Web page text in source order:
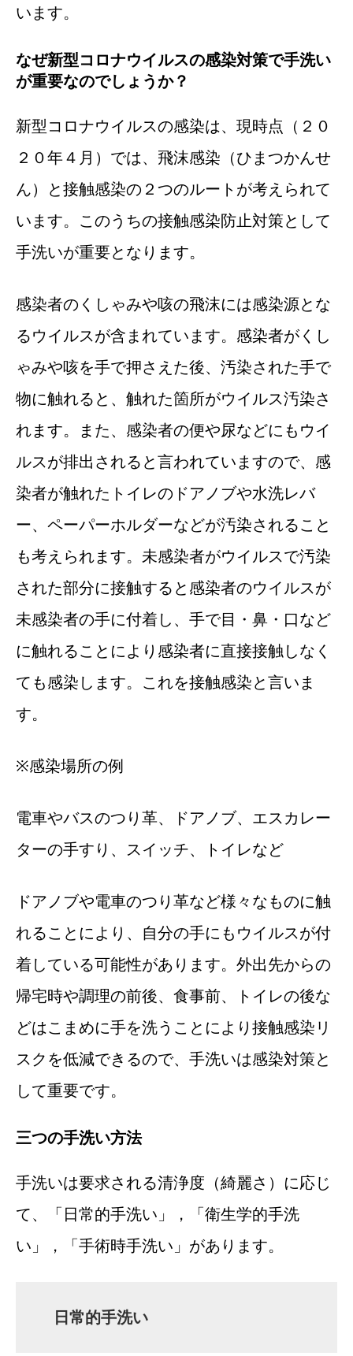
います。
なぜ新型コロナウイルスの感染対策で手洗い
が重要なのでしょうか？
新型コロナウイルスの感染は、現時点（２０
２０年４月）では、飛沫感染（ひまつかんせ
ん）と接触感染の２つのルートが考えられて
います。このうちの接触感染防止対策として
手洗いが重要となります。
感染者のくしゃみや咳の飛沫には感染源とな
るウイルスが含まれています。感染者がくし
ゃみや咳を手で押さえた後、汚染された手で
物に触れると、触れた箇所がウイルス汚染さ
れます。また、感染者の便や尿などにもウイ
ルスが排出されると言われていますので、感
染者が触れたトイレのドアノブや水洗レバ
ー、ペーパーホルダーなどが汚染されること
も考えられます。未感染者がウイルスで汚染
された部分に接触すると感染者のウイルスが
未感染者の手に付着し、手で目・鼻・口など
に触れることにより感染者に直接接触しなく
ても感染します。これを接触感染と言いま
す。
※感染場所の例
電車やバスのつり革、ドアノブ、エスカレー
ターの手すり、スイッチ、トイレなど
ドアノブや電車のつり革など様々なものに触
れることにより、自分の手にもウイルスが付
着している可能性があります。外出先からの
帰宅時や調理の前後、食事前、トイレの後な
どはこまめに手を洗うことにより接触感染リ
スクを低減できるので、手洗いは感染対策と
して重要です。
三つの手洗い方法
手洗いは要求される清浄度（綺麗さ）に応じ
て、「日常的手洗い」，「衛生学的手洗
い」，「手術時手洗い」があります。
日常的手洗い